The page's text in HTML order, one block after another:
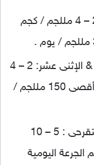
قرحات المعدة والإثنى عشر : 2 – 4 مللجم / كجم
جرعة المداومة لقرحات المعدة & الإثنى عشر: 2 – 4
مللجم / كجم مرة يومياً, وبحد أقصى 150 مللجم /
إرتجاع المرئ & إلتهاب المرئ التقرحى : 5 – 10
اليومية